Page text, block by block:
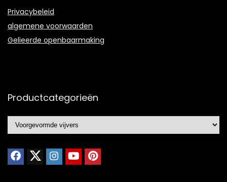
Privacybeleid
algemene voorwaarden
Gelieerde openbaarmaking
Productcategorieën